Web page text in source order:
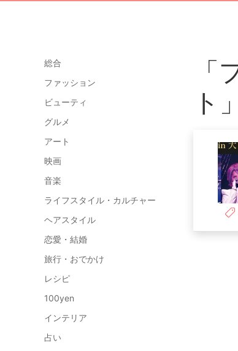
総合
ファッション
ビューティ
グルメ
アート
映画
音楽
ライフスタイル・カルチャー
ヘアスタイル
恋愛・結婚
旅行・おでかけ
レシピ
100yen
インテリア
占い
ト